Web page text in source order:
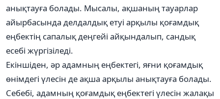
анықтауға болады. Мысалы, ақшаның тауарлар
айырбасында делдалдық етуі арқылы қоғамдық
еңбектің сапалық деңгейі айқындалып, сандық
есебі жүргізіледі.
Екіншіден, әр адамның еңбектегі, яғни қоғамдық
өнімдегі үлесін де ақша арқылы анықтауға болады.
Себебі, адамның қоғамдық еңбектегі үлесін жалақы